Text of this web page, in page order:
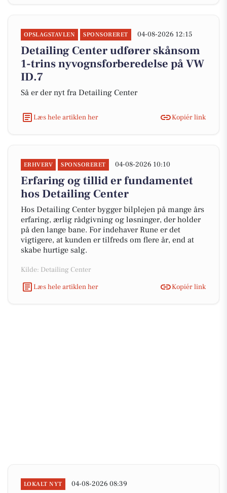
OPSLAGSTAVLEN SPONSORERET 04-08-2026 12:15
Detailing Center udfører skånsom
1-trins nyvognsforberedelse på VW
ID.7
Så er der nyt fra Detailing Center
Læs hele artiklen her Kopiér link
ERHVERV SPONSORERET 04-08-2026 10:10
Erfaring og tillid er fundamentet
hos Detailing Center
Hos Detailing Center bygger bilplejen på mange års
erfaring, ærlig rådgivning og løsninger, der holder
på den lange bane. For indehaver Rune er det
vigtigere, at kunden er tilfreds om flere år, end at
skabe hurtige salg.
Kilde: Detailing Center
Læs hele artiklen her
Kopiér link
LOKALT NYT 04-08-2026 08:39